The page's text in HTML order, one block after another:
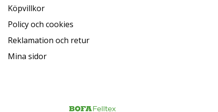
Köpvillkor
Policy och cookies
Reklamation och retur
Mina sidor